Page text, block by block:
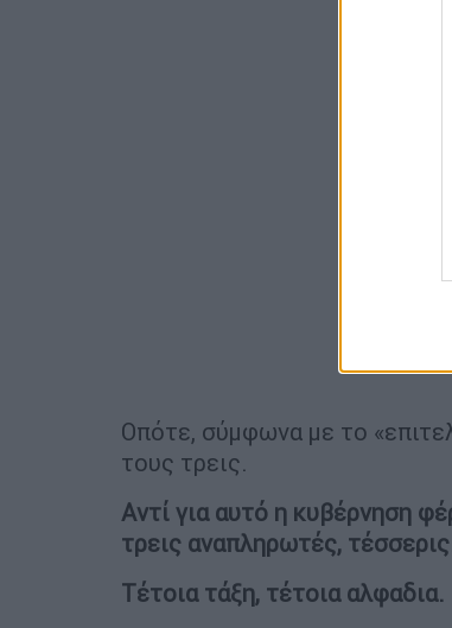
Οπότε, σύμφωνα με το
τους τρεις.
Αντί για αυτό η κυβέρνηση
τρεις αναπληρωτές,
Τέτοια τάξη, τέτοια αλφαδια.